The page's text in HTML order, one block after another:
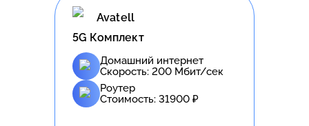
Avatell
5G Комплект
Домашний интернет
Скорость: 200 Мбит/сек
Роутер
Стоимость: 31900 ₽